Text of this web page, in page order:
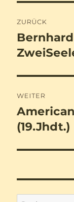
ZURÜCK
Vorheriger
Beitrag:
WEITER
Nächster
Beitrag:
(19.Jhdt.)